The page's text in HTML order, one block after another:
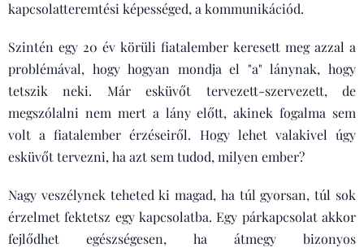
kapcsolatteremtési képességed, a kommunikációd.
Szintén egy 20 év körüli fiatalember keresett meg azzal a
problémával, hogy hogyan mondja el "a" lánynak, hogy
tetszik neki. Már esküvőt tervezett-szervezett, de
megszólalni nem mert a lány előtt, akinek fogalma sem
volt a fiatalember érzéseiről. Hogy lehet valakivel úgy
esküvőt tervezni, ha azt sem tudod, milyen ember?
Nagy veszélynek teheted ki magad, ha túl gyorsan, túl sok
érzelmet fektetsz egy kapcsolatba. Egy párkapcsolat akkor
fejlődhet egészségesen, ha átmegy bizonyos